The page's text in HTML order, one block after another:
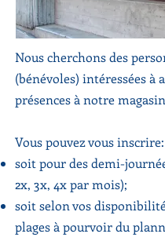
Nous cherchons des
(bénévoles) intéressées à
présences à notre
Vous pouvez vous inscrire:
soit pour des demi-
2x, 3x, 4x par mois);
soit selon vos
plages à pourvoir du